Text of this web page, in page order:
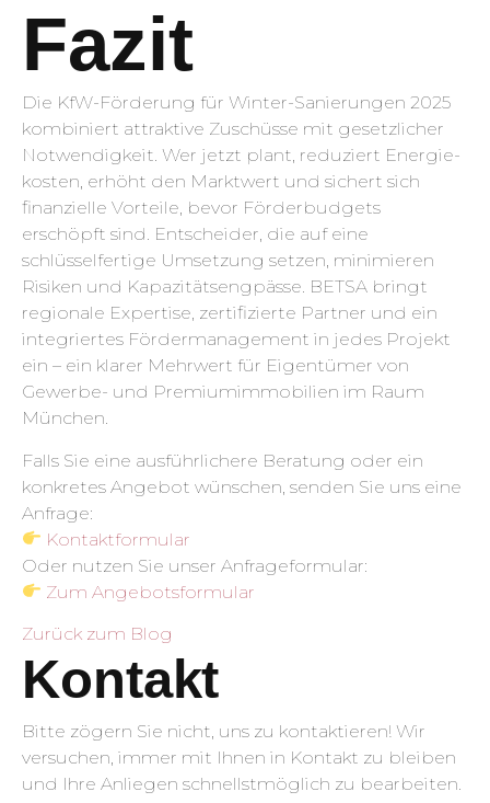
Fazit
Die KfW-Förderung für Winter-Sanierungen 2025
kombiniert attraktive Zuschüsse mit gesetzlicher
Notwendigkeit. Wer jetzt plant, reduziert Energie­
kosten, erhöht den Marktwert und sichert sich
finanzielle Vorteile, bevor Förder­budgets
erschöpft sind. Entscheider, die auf eine
schlüsselfertige Umsetzung setzen, minimieren
Risiken und Kapazitäts­engpässe. BETSA bringt
regionale Expertise, zertifizierte Partner und ein
integriertes Fördermanagement in jedes Projekt
ein – ein klarer Mehrwert für Eigentümer von
Gewerbe- und Premium­immobilien im Raum
München.
Falls Sie eine ausführlichere Beratung oder ein
konkretes Angebot wünschen, senden Sie uns eine
Anfrage:
Kontaktformular
Oder nutzen Sie unser Anfrageformular:
Zum Angebotsformular
Zurück zum Blog
Kontakt
Bitte zögern Sie nicht, uns zu kontaktieren! Wir
versuchen, immer mit Ihnen in Kontakt zu bleiben
und Ihre Anliegen schnellstmöglich zu bearbeiten.